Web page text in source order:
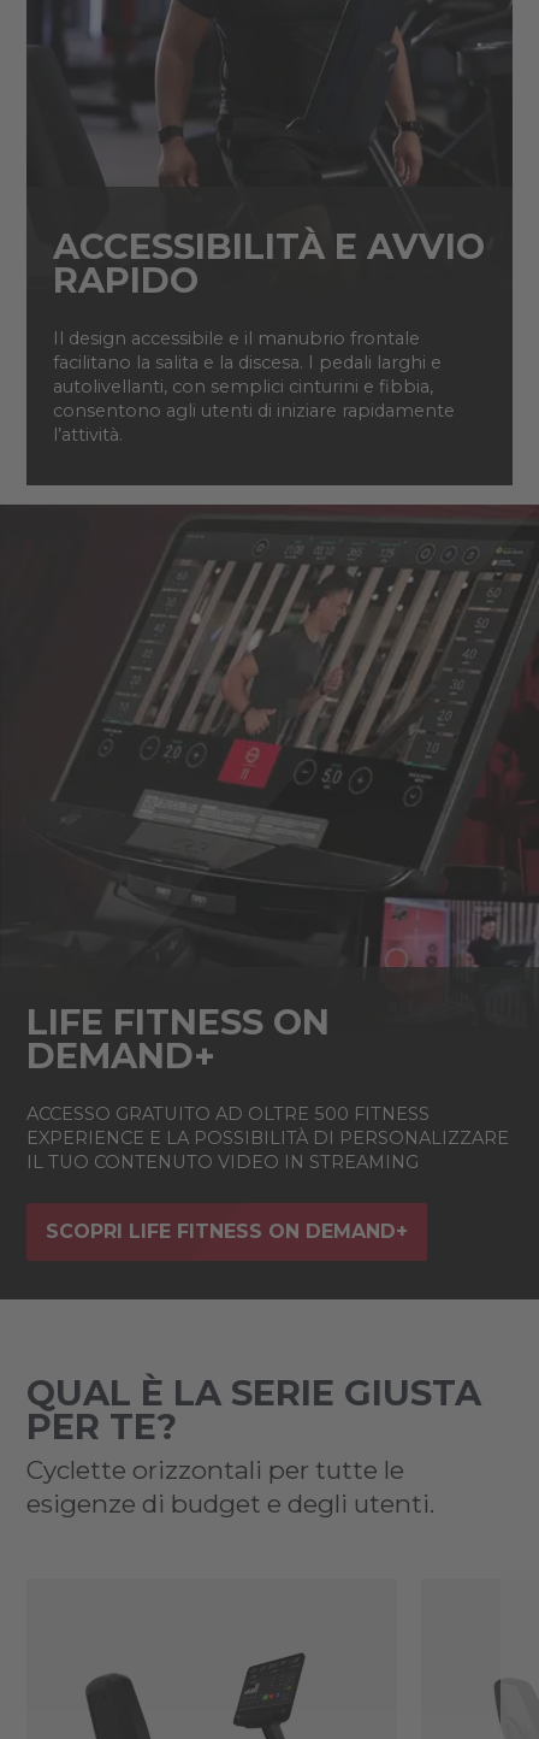
ACCESSIBILITÀ E AVVIO
RAPIDO
Il design accessibile e il manubrio frontale
facilitano la salita e la discesa. I pedali larghi e
autolivellanti, con semplici cinturini e fibbia,
consentono agli utenti di iniziare rapidamente
l’attività.
LIFE FITNESS ON
DEMAND+
ACCESSO GRATUITO AD OLTRE 500 FITNESS
EXPERIENCE E LA POSSIBILITÀ DI PERSONALIZZARE
IL TUO CONTENUTO VIDEO IN STREAMING
SCOPRI LIFE FITNESS ON DEMAND+
QUAL È LA SERIE GIUSTA
PER TE?
Cyclette orizzontali per tutte le
esigenze di budget e degli utenti.